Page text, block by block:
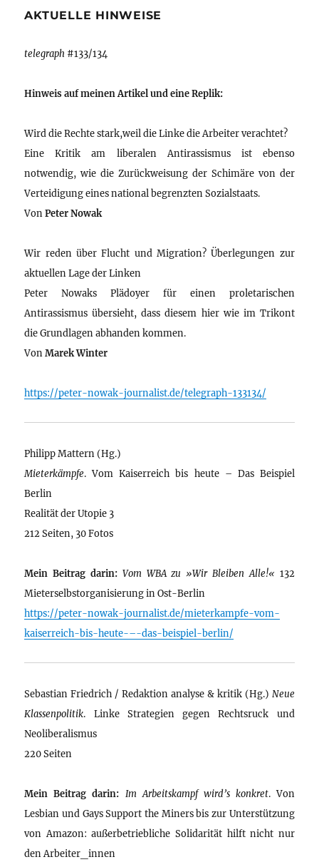
AKTUELLE HINWEISE
telegraph #133/134
Hinweis auf meinen Artikel und eine Replik:
Wird die Rechte stark,weil die Linke die Arbeiter verachtet?
Eine Kritik am liberalen Antirassismus ist ebenso
notwendig, wie die Zurückweisung der Schimäre von der
Verteidigung eines national begrenzten Sozialstaats.
VonPeter Nowak
Wir reden über Flucht und Migration? Überlegungen zur
aktuellen Lage der Linken
Peter Nowaks Plädoyer für einen proletarischen
Antirassismus übersieht, dass diesem hier wie im Trikont
die Grundlagen abhanden kommen.
VonMarek Winter
https://peter-nowak-journalist.de/telegraph-133134/
Philipp Mattern (Hg.)
Mieterkämpfe. Vom Kaiserreich bis heute – Das Beispiel
Berlin
Realität der Utopie 3
212 Seiten, 30 Fotos
Mein Beitrag darin: Vom WBA zu »Wir Bleiben Alle!« 132
Mieterselbstorganisierung in Ost-Berlin
https://peter-nowak-journalist.de/mieterkampfe-vom-
kaiserreich-bis-heute-–-das-beispiel-berlin/
Sebastian Friedrich / Redaktion analyse & kritik (Hg.) Neue
Klassenpolitik. Linke Strategien gegen Rechtsruck und
Neoliberalismus
220 Seiten
Mein Beitrag darin: Im Arbeitskampf wird’s konkret. Von
Lesbian und Gays Support the Miners bis zur Unterstützung
von Amazon: außerbetriebliche Solidarität hilft nicht nur
den Arbeiter_innen